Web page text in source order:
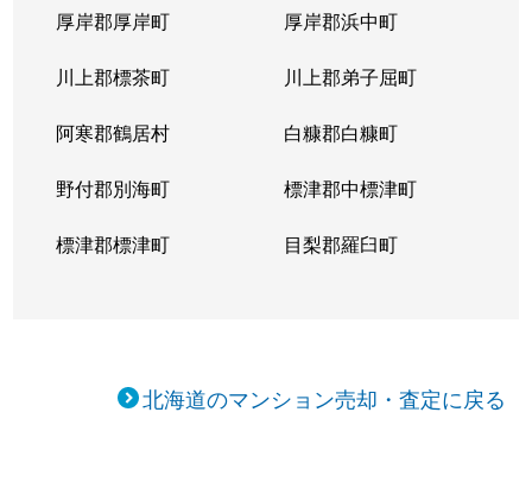
厚岸郡厚岸町 厚岸郡浜中町
川上郡標茶町 川上郡弟子屈町
阿寒郡鶴居村 白糠郡白糠町
野付郡別海町 標津郡中標津町
標津郡標津町 目梨郡羅臼町
北海道のマンション売却・査定に戻る